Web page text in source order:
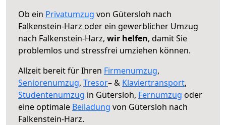
Ob ein Privatumzug von Gütersloh nach
Falkenstein-Harz oder ein gewerblicher Umzug
nach Falkenstein-Harz, wir helfen, damit Sie
problemlos und stressfrei umziehen können.
Allzeit bereit für Ihren Firmenumzug,
Seniorenumzug, Tresor– & Klaviertransport,
Studentenumzug in Gütersloh, Fernumzug oder
eine optimale Beiladung von Gütersloh nach
Falkenstein-Harz.